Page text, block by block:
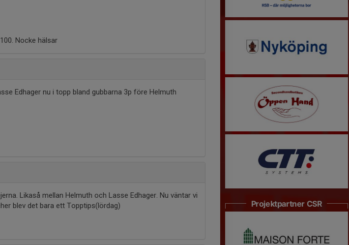
Nocke hälsar
Edhager nu i topp bland gubbarna 3p före Helmuth
Likaså mellan Helmuth och Lasse Edhager. Nu väntar vi
blev det bara ett Topptips(lördag)
Projektpartner CSR